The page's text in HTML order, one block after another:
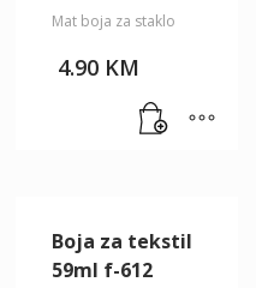
Mat boja za staklo
4.90 KM
Boja za tekstil
59ml f-612